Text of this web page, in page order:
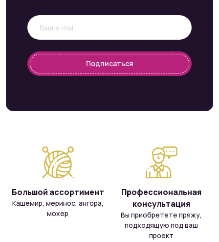
Подписаться
Большой ассортимент
Кашемир, меринос, ангора,
мохер
Профессиональная
консультация
Вы приобретете пряжу,
подходящую под ваш
проект